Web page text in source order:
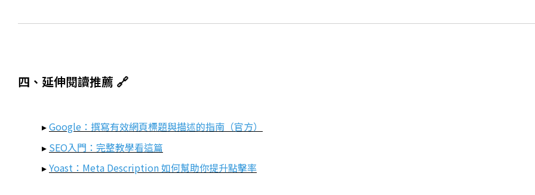
四、延伸閱讀推薦 🔗
▸Google：撰寫有效網頁標題與描述的指南（官方）
▸ SEO入門：完整教學看這篇
▸Yoast：Meta Description 如何幫助你提升點擊率